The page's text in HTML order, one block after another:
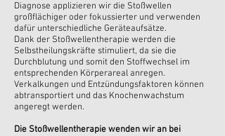
Diagnose applizieren wir die Stoßwellen
großflächiger oder fokussierter und verwenden
dafür unterschiedliche Geräteaufsätze.
Dank der Stoßwellentherapie werden die
Selbstheilungskräfte stimuliert, da sie die
Durchblutung und somit den Stoffwechsel im
entsprechenden Körperareal anregen.
Verkalkungen und Entzündungsfaktoren können
abtransportiert und das Knochenwachstum
angeregt werden.
Die Stoßwellentherapie wenden wir an bei